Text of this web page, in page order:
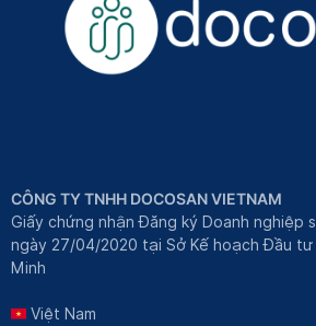
CÔNG TY TNHH DOCOSAN VIETNAM
Giấy chứng nhận Đăng ký Doanh nghiệp
ngày 27/04/2020 tại Sở Kế hoạch Đầu tư
Minh
Việt Nam